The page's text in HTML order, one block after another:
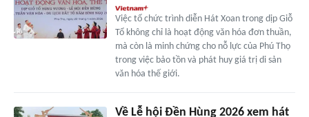
Việc tổ chức trình diễn Hát Xoan trong dịp Giỗ
Tổ không chỉ là hoạt động văn hóa đơn thuần,
mà còn là minh chứng cho nỗ lực của Phú Thọ
trong việc bảo tồn và phát huy giá trị di sản
văn hóa thế giới.
Về Lễ hội Đền Hùng 2026 xem hát